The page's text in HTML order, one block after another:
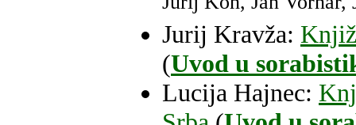
Jurij Kravža:
(Uvod u
Lucija Hajnec: